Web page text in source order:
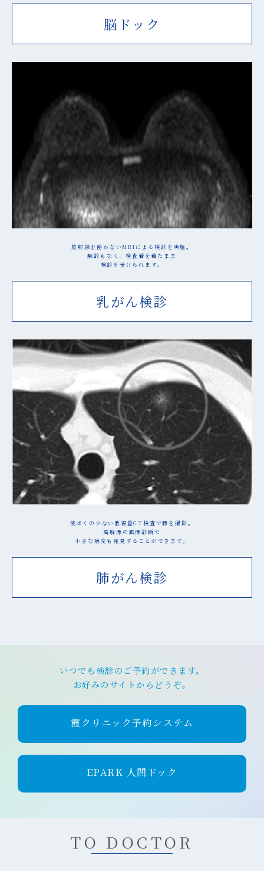
脳ドック
放射線を使わないMRIによる検診を実施。
触診もなく、検査着を着たまま
検診を受けられます。
乳がん検診
被ばくの少ない低線量CT検査で肺を撮影。
高解像の画像診断で
小さな病変も発見することができます。
肺がん検診
いつでも検診のご予約ができます。
お好みのサイトからどうぞ。
霞クリニック予約システム
EPARK 人間ドック
TO DOCTOR